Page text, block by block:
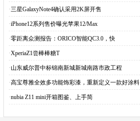
·三星GalaxyNote4确认采用2K屏开售
·iPhone12系列售价曝光苹果12/Max
·零距离众测报告：ORICO智能QC3.0，快
·XperiaZ1尝棒棒糖T
·山东威尔普中标锦南新城新城南路市政工程
·高宝尊雅全效多功能饰彩漆，重新定义一款好涂料
·nubia Z11 mini开箱图鉴、上手简